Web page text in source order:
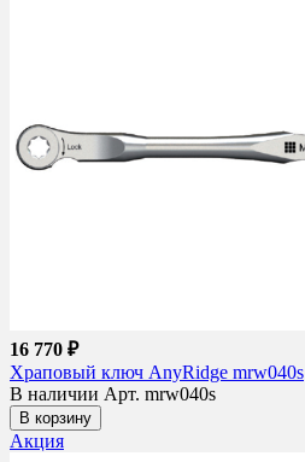
16 770 ₽
Храповый ключ AnyRidge mrw040s
В наличии Арт. mrw040s
В корзину
Акция